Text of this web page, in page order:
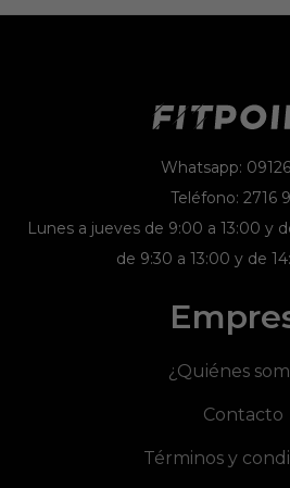
Whatsapp:
Teléfono: 2716
Lunes a jueves de 9:00 a 13:00 y
de 9:30 a 13:00 y de
¿Quiénes
Contacto
Términos y